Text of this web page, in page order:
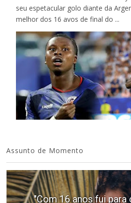
seu espetacular golo diante da
melhor dos 16 avos de final do ...
Assunto de Momento
"Com 16 anos fui para